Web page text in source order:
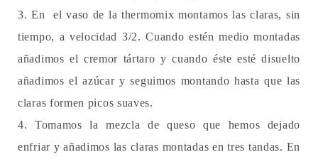
3. En el vaso de la thermomix montamos las claras, sin
tiempo, a velocidad 3/2. Cuando estén medio montadas
añadimos el cremor tártaro y cuando éste esté disuelto
añadimos el azúcar y seguimos montando hasta que las
claras formen picos suaves.
4. Tomamos la mezcla de queso que hemos dejado
enfriar y añadimos las claras montadas en tres tandas. En